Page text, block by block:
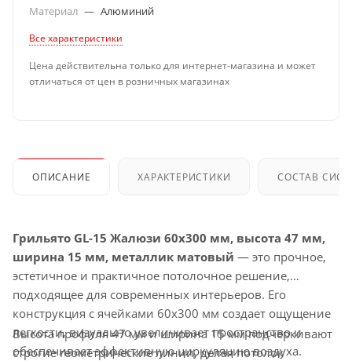
Материал — Алюминий
Все характеристики
Цена действительна только для интернет-магазина и может
отличаться от цен в розничных магазинах
ОПИСАНИЕ ХАРАКТЕРИСТИКИ СОСТАВ
Грильято GL-15 Жалюзи 60x300 мм, высота 47 мм,
ширина 15 мм, металлик матовый — это прочное,
эстетичное и практичное потолочное решение,
подходящее для современных интерьеров. Его
конструкция с ячейками 60x300 мм создает ощущение
легкости, визуально увеличивает пространство и
обеспечивает эффективную циркуляцию воздуха.
Высота профиля 47 мм и ширина 15 мм подчеркивают
строгие геометрические линии, делая потолок